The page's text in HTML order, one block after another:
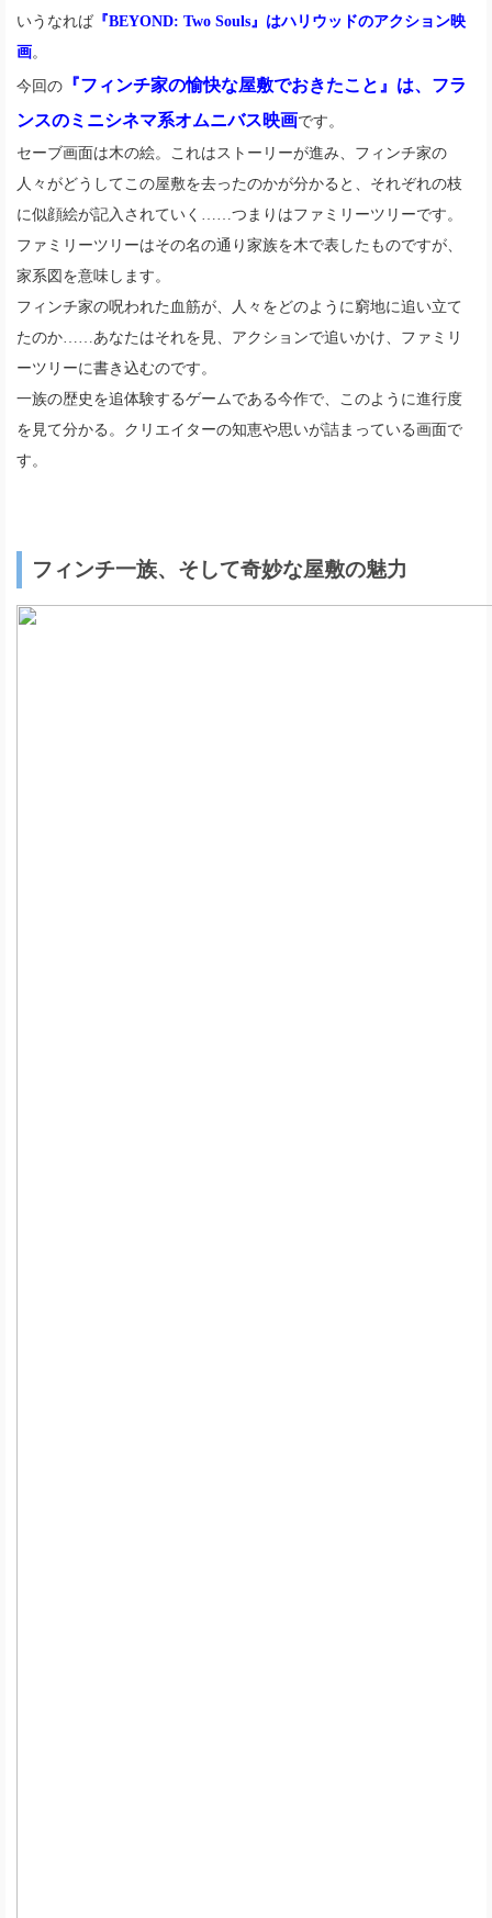
いうなれば 『BEYOND: Two Souls』はハリウッドのアクション映
画。
今回の 『フィンチ家の愉快な屋敷でおきたこと』は、フラ
ンスのミニシネマ系オムニバス映画です。
セーブ画面は木の絵。これはストーリーが進み、フィンチ家の
人々がどうしてこの屋敷を去ったのかが分かると、それぞれの枝
に似顔絵が記入されていく……つまりはファミリーツリーです。
ファミリーツリーはその名の通り家族を木で表したものですが、
家系図を意味します。
フィンチ家の呪われた血筋が、人々をどのように窮地に追い立て
たのか……あなたはそれを見、アクションで追いかけ、ファミリ
ーツリーに書き込むのです。
一族の歴史を追体験するゲームである今作で、このように進行度
を見て分かる。クリエイターの知恵や思いが詰まっている画面で
す。
フィンチ一族、そして奇妙な屋敷の魅力